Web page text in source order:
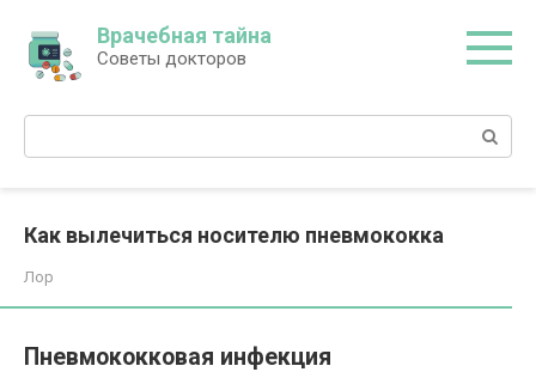
контенту
Врачебная тайна
Советы докторов
Поиск:
Как вылечиться носителю пневмококка
Лор
Пневмококковая инфекция